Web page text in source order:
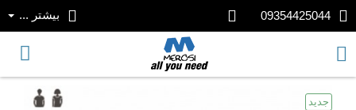
09354425044 بیشتر ...
جدید